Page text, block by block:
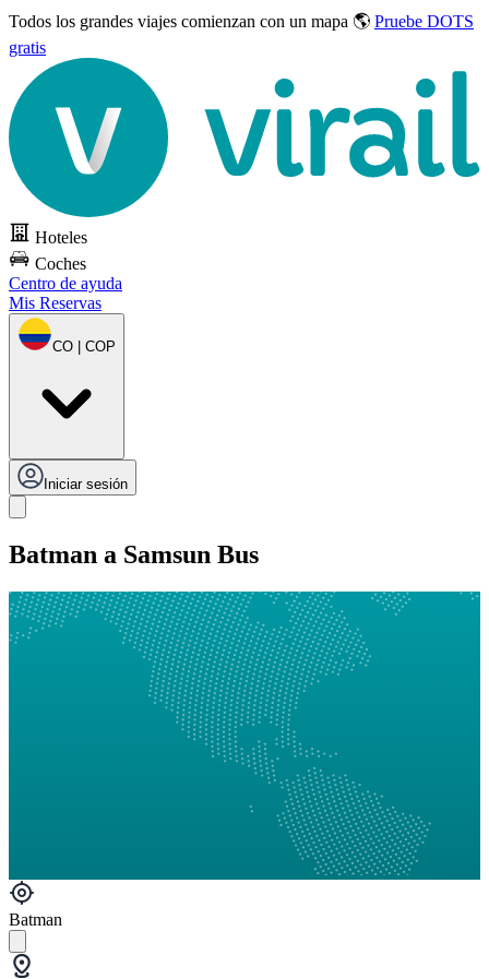
Todos los grandes viajes comienzan con un mapa 🌎 Pruebe DOTS
gratis
Hoteles
Coches
Centro de ayuda
Mis Reservas
CO | COP
Iniciar sesión
Batman a Samsun Bus
Batman